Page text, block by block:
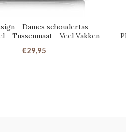
- Dames schoudertas -
- Tussenmaat - Veel Vakken
€29,95